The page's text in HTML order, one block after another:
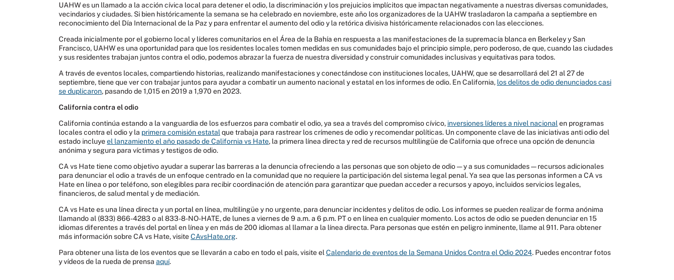
UAHW es un llamado a la acción cívica local para detener el odio, la discriminación y los prejuicios implícitos que impactan negativamente a nuestras diversas comunidades,
vecindarios y ciudades. Si bien históricamente la semana se ha celebrado en noviembre, este año los organizadores de la UAHW trasladaron la campaña a septiembre en
reconocimiento del Día Internacional de la Paz y para enfrentar el aumento del odio y la retórica divisiva históricamente relacionados con las elecciones.
Creada inicialmente por el gobierno local y líderes comunitarios en el Área de la Bahía en respuesta a las manifestaciones de la supremacía blanca en Berkeley y San
Francisco, UAHW es una oportunidad para que los residentes locales tomen medidas en sus comunidades bajo el principio simple, pero poderoso, de que, cuando las ciudades
y sus residentes trabajan juntos contra el odio, podemos abrazar la fuerza de nuestra diversidad y construir comunidades inclusivas y equitativas para todos.
A través de eventos locales, compartiendo historias, realizando manifestaciones y conectándose con instituciones locales, UAHW, que se desarrollará del 21 al 27 de
septiembre, tiene que ver con trabajar juntos para ayudar a combatir un aumento nacional y estatal en los informes de odio. En California, los delitos de odio denunciados casi
se duplicaron, pasando de 1,015 en 2019 a 1,970 en 2023.
California contra el odio
California continúa estando a la vanguardia de los esfuerzos para combatir el odio, ya sea a través del compromiso cívico, inversiones líderes a nivel nacional en programas
locales contra el odio y la primera comisión estatal que trabaja para rastrear los crímenes de odio y recomendar políticas. Un componente clave de las iniciativas anti odio del
estado incluyeel lanzamiento el año pasado de California vs Hate, la primera línea directa y red de recursos multilingüe de California que ofrece una opción de denuncia
anónima y segura para víctimas y testigos de odio.
CA vs Hate tiene como objetivo ayudar a superar las barreras a la denuncia ofreciendo a las personas que son objeto de odio — y a sus comunidades — recursos adicionales
para denunciar el odio a través de un enfoque centrado en la comunidad que no requiere la participación del sistema legal penal. Ya sea que las personas informen a CA vs
Hate en línea o por teléfono, son elegibles para recibir coordinación de atención para garantizar que puedan acceder a recursos y apoyo, incluidos servicios legales,
financieros, de salud mental y de mediación.
CA vs Hate es una línea directa y un portal en línea, multilingüe y no urgente, para denunciar incidentes y delitos de odio. Los informes se pueden realizar de forma anónima
llamando al (833) 866-4283 o al 833-8-NO-HATE, de lunes a viernes de 9 a.m. a 6 p.m. PT o en línea en cualquier momento. Los actos de odio se pueden denunciar en 15
idiomas diferentes a través del portal en línea y en más de 200 idiomas al llamar a la línea directa. Para personas que estén en peligro inminente, llame al 911. Para obtener
más información sobre CA vs Hate, visiteCAvsHate.org.
Para obtener una lista de los eventos que se llevarán a cabo en todo el país, visite el Calendario de eventos de la Semana Unidos Contra el Odio 2024. Puedes encontrar fotos
y vídeos de la rueda de prensa aquí.